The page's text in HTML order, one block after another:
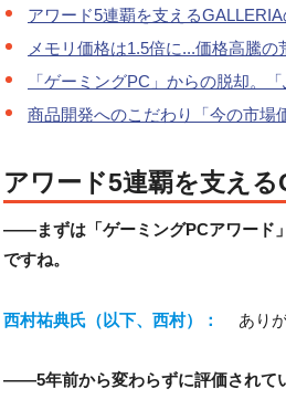
アワード5連覇を支えるGALLERIA
メモリ価格は1.5倍に...価格高騰
「ゲーミングPC」からの脱却。
商品開発へのこだわり「今の市場
アワード5連覇を支え
――まずは「ゲーミングPCアワード
ですね。
西村祐典氏（以下、西村）： あり
――5年前から変わらずに評価されて